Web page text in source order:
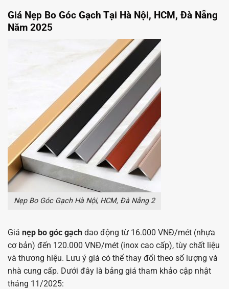
Giá Nẹp Bo Góc Gạch Tại Hà Nội, HCM, Đà Nẵng
Năm 2025
Nẹp Bo Góc Gạch Hà Nội, HCM, Đà Nẵng 2
Giá nẹp bo góc gạch dao động từ 16.000 VNĐ/mét (nhựa
cơ bản) đến 120.000 VNĐ/mét (inox cao cấp), tùy chất liệu
và thương hiệu. Lưu ý giá có thể thay đổi theo số lượng và
nhà cung cấp. Dưới đây là bảng giá tham khảo cập nhật
tháng 11/2025: